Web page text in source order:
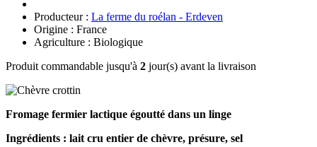
Producteur : La ferme du roélan - Erdeven
Origine : France
Agriculture : Biologique
Produit commandable jusqu'à 2 jour(s) avant la livraison
Fromage fermier lactique égoutté dans un linge
Ingrédients : lait cru entier de chèvre, présure, sel